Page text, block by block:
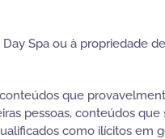
Spa ou à propriedade
que
pessoas, conteúdos
como ilícitos em